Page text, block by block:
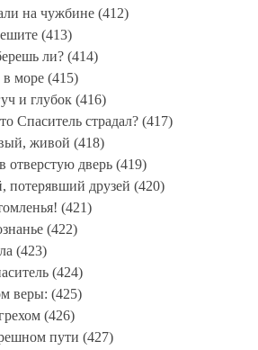
на чужбине (412)
(413)
ли? (414)
море (415)
и глубок (416)
Спаситель страдал? (417)
живой (418)
отверстую дверь (419)
потерявший друзей (420)
(421)
(422)
(423)
(424)
веры: (425)
(426)
пути (427)